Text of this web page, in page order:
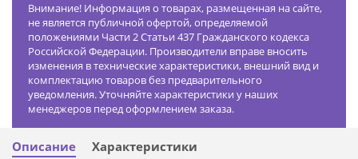
Внимание! Информация о товарах, размещенная на сайте,
не является публичной офертой, определяемой
положениями Части 2 Статьи 437 Гражданского кодекса
Российской Федерации. Производители вправе вносить
изменения в технические характеристики, внешний вид и
комплектацию товаров без предварительного
уведомления. Уточняйте характеристики у наших
менеджеров перед оформлением заказа.
Описание Характеристики